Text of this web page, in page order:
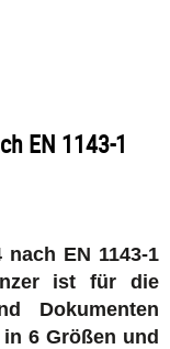
EN 1143-1
EN 1143-1
ist für die
Dokumenten
6 Größen und